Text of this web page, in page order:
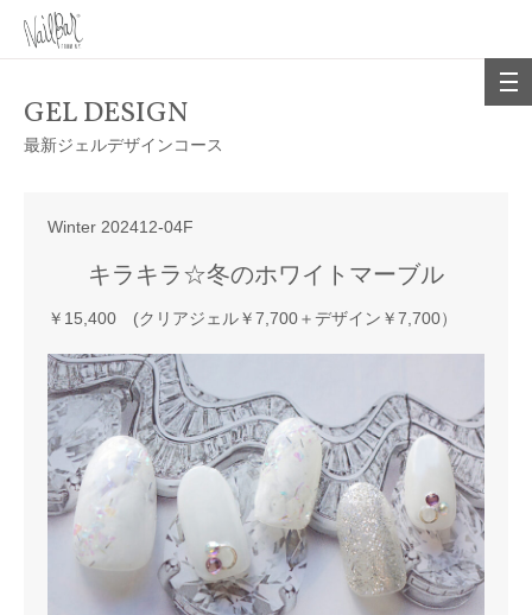
GEL DESIGN
最新ジェルデザインコース
Winter 202412-04F
キラキラ☆冬のホワイトマーブル
￥15,400 (クリアジェル￥7,700＋デザイン￥7,700）